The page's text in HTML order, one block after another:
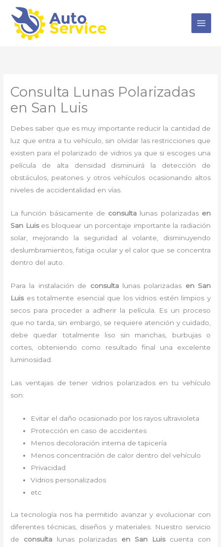
contenido
Consulta Lunas Polarizadas
en San Luis
Debes saber que es muy importante reducir la cantidad de
luz que entra a tu vehículo, sin olvidar las restricciones que
existen para el polarizado de vidrios ya que si escoges una
película de alta densidad disminuirá la detección de
obstáculos, peatones y otros vehículos ocasionando altos
niveles de accidentalidad en vías.
La función básicamente de consulta lunas polarizadas en
San Luis es bloquear un porcentaje importante la radiación
solar, mejorando la seguridad al volante, disminuyendo
deslumbramientos, fatiga ocular y el calor que se concentra
dentro del auto.
Para la instalación de consulta lunas polarizadas en San
Luis estotalmente esencial que los vidrios estén limpios y
secos para proceder a adherir la película. Es un proceso
que no tarda, sin embargo, se requiere atención y cuidado,
debe quedar totalmente liso sin manchas, burbujas o
cortes, obteniendo como resultado final una excelente
luminosidad.
Las ventajas de tener vidrios polarizados en tu vehículo
son:
Evitar el daño ocasionado por los rayos ultravioleta
Protección en caso de accidentes
Menos decoloración interna de tapicería
Menos concentración de calor dentro del vehículo
Privacidad
Vidrios personalizados
etc
La tecnología nos ha permitido avanzar y evolucionar con
diferentes técnicas, diseños y materiales. Nuestro servicio
de
consulta lunas polarizadas en San Luiscuenta con